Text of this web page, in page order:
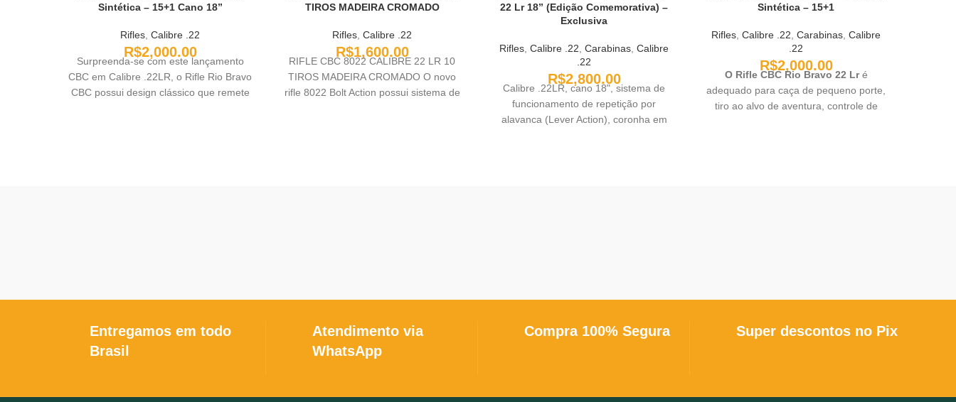
Sintética – 15+1 Cano 18”
Rifles Calibre .22
R$2,000.00
Surpreenda-se com este lançamento
CBC em Calibre .22LR, o Rifle Rio Bravo
CBC possui design clássico que remete
TIROS MADEIRA CROMADO
Rifles Calibre .22
R$1,600.00
RIFLE CBC 8022 CALIBRE 22 LR 10
TIROS MADEIRA CROMADO O novo
rifle 8022 Bolt Action possui sistema de
22 Lr 18” (Edição Comemorativa) –
Exclusiva
Rifles Calibre .22 Carabinas Calibre
.22
R$2,800.00
Calibre .22LR, cano 18", sistema de
funcionamento de repetição por
alavanca (Lever Action), coronha em
Sintética – 15+1
Rifles Calibre .22 Carabinas Calibre
.22
R$2,000.00
O Rifle CBC Rio Bravo 22 Lré
adequado para caça de pequeno porte,
tiro ao alvo de aventura, controle de
Entregamos em todo
Brasil
Atendimento via
WhatsApp
Compra 100% Segura Super descontos no Pix